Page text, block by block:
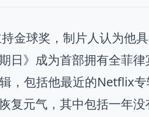
金球奖，制片人认为他
日》成为首部拥有全菲
，包括他最近的Netflix
复元气，其中包括一年